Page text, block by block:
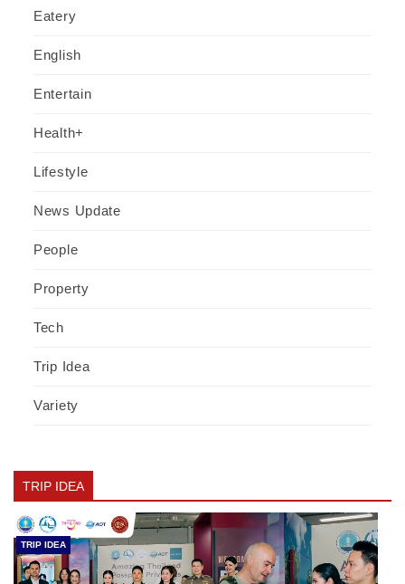
Eatery
English
Entertain
Health+
Lifestyle
News Update
People
Property
Tech
Trip Idea
Variety
TRIP IDEA
TRIP IDEA